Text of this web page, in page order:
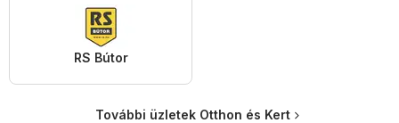
RS Bútor
További üzletek Otthon és Kert